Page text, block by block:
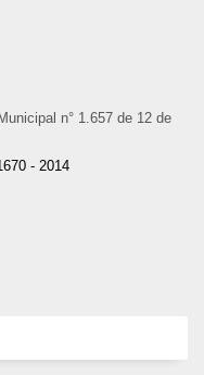
n° 1.657 de 12 de
- 2014